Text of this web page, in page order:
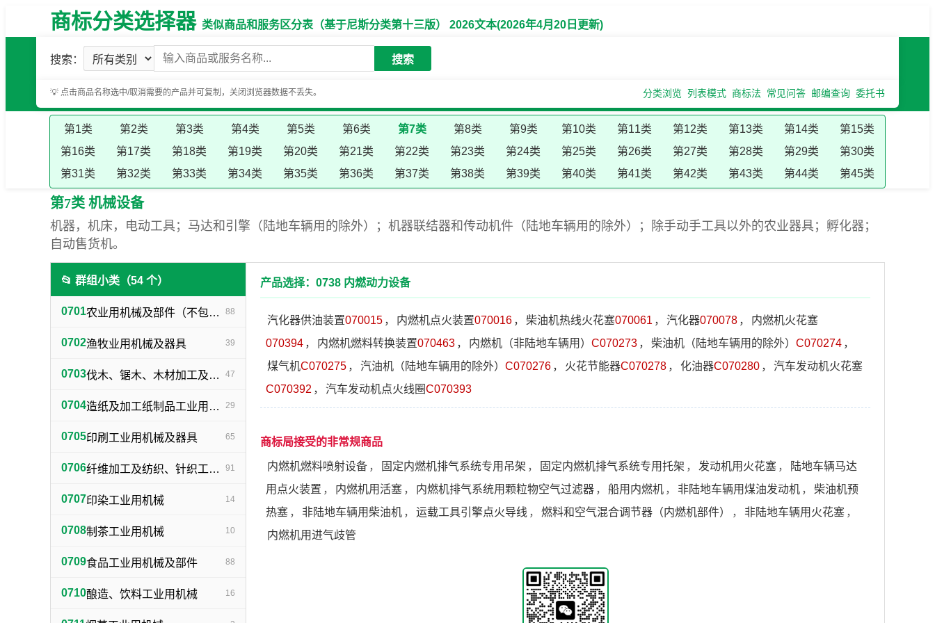
商标分类选择器类似商品和服务区分表（基于尼斯分类第十三版） 2026文本(2026年4月20日更新)
搜索： 搜索
💡 点击商品名称选中/取消需要的产品并可复制，关闭浏览器数据不丢失。 分类浏览 列表模式 商标法 常见问答 邮编查询 委托书
第1类 第2类 第3类 第4类 第5类 第6类 第7类 第8类 第9类 第10类 第11类 第12类 第13类 第14类
第15类
第16类
第17类 第18类 第19类 第20类 第21类 第22类 第23类 第24类 第25类 第26类 第27类 第28类 第29类
第30类
第31类
第32类 第33类 第34类 第35类 第36类 第37类 第38类 第39类 第40类 第41类 第42类 第43类 第44类 第45类
第7类 机械设备
机器，机床，电动工具；马达和引擎（陆地车辆用的除外）；机器联结器和传动机件（陆地车辆用的除外）；除手动手工具以外的农业器具；孵化器；
自动售货机。
📂 群组小类（54 个）
0701 农业用机械及部件（不包括小农具） 88
0702渔牧业用机械及器具 39
0703 伐木、锯木、木材加工及火柴生产用机械及器具 47
0704 造纸及加工纸制品工业用机械及器具 29
0705印刷工业用机械及器具 65
0706 纤维加工及纺织、针织工业用机械及部件 91
0707印染工业用机械 14
0708制茶工业用机械 10
0709食品工业用机械及部件 88
0710酿造、饮料工业用机械 16
产品选择：0738 内燃动力设备
汽化器供油装置070015 ， 内燃机点火装置070016 ， 柴油机热线火花塞070061 ， 汽化器070078 ，
内燃机火花塞
070394 ， 内燃机燃料转换装置070463 ， 内燃机（非陆地车辆用） C070273 ， 柴油机（陆地车辆用的除外） C070274 ，
煤气机C070275 ， 汽油机（陆地车辆用的除外） C070276 ， 火花节能器C070278 ， 化油器C070280 ，
汽车发动机火花塞
C070392 ， 汽车发动机点火线圈C070393
商标局接受的非常规商品
内燃机燃料喷射设备 ， 固定内燃机排气系统专用吊架 ， 固定内燃机排气系统专用托架 ， 发动机用火花塞 ，
陆地车辆马达
用点火装置 ， 内燃机用活塞 ， 内燃机排气系统用颗粒物空气过滤器 ， 船用内燃机 ， 非陆地车辆用煤油发动机 ，
柴油机预
热塞 ， 非陆地车辆用柴油机 ， 运载工具引擎点火导线 ， 燃料和空气混合调节器（内燃机部件） ， 非陆地车辆用火花塞 ，
内燃机用进气歧管